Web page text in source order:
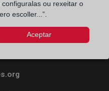
configuralas ou rexeitar o
escoller...”.
Aceptar